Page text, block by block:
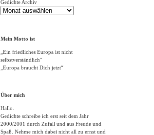
Gedichte Archiv
Mein Motto ist
„Ein friedliches Europa ist nicht
selbstverständlich“
„Europa braucht Dich jetzt“
Über mich
Hallo.
Gedichte schreibe ich erst seit dem Jahr
2000/2001 durch Zufall und aus Freude und
Spaß. Nehme mich dabei nicht all zu ernst und